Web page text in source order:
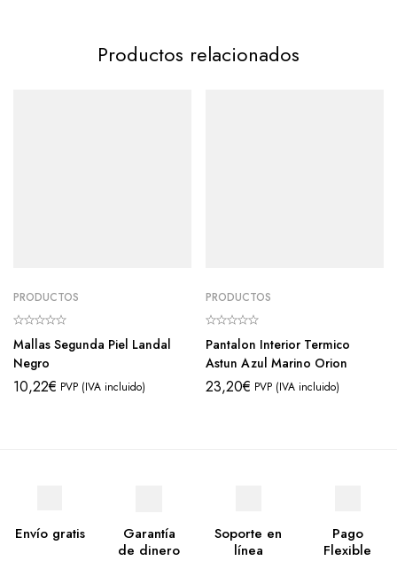
Productos relacionados
PRODUCTOS
Mallas Segunda Piel Landal
Negro
10,22€ PVP (IVA incluido)
PRODUCTOS
Pantalon Interior Termico
Astun Azul Marino Orion
23,20€ PVP (IVA incluido)
Envío gratis
Garantía
de dinero
Soporte en
línea
Pago
Flexible